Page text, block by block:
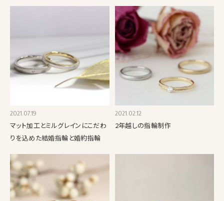
2021.07.19
マット加工とミルグレインにこだわ
りを込めた結婚指輪と婚約指輪
2021.02.12
2年越しの指輪制作